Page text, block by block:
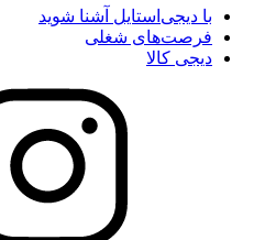
با دیجی‌استایل آشنا شوید
فرصت‌های شغلی
دیجی کالا